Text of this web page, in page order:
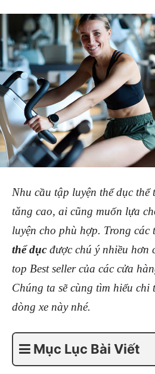
Nhu cầu tập luyện thể dục
tăng cao, ai cũng muốn lựa
luyện cho phù hợp. Trong các
thể dục được chú ý nhiều hơn
top Best seller của các cửa
Chúng ta sẽ cùng tìm hiểu chi
dòng xe này nhé.
Mục Lục Bài Viết